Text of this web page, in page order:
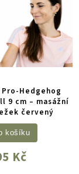
Pro-Hedgehog
9 cm – masážní
červený
Kč
košíku